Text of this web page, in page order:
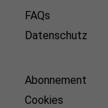
FAQs
Datenschutz
Abonnement
Cookies